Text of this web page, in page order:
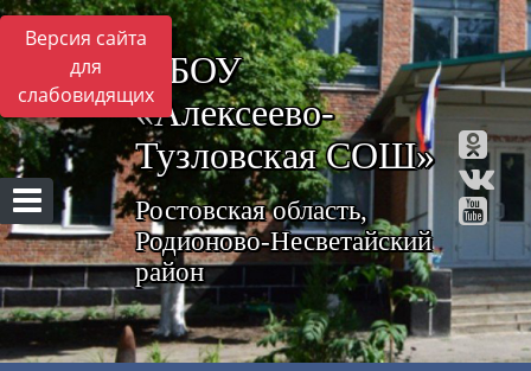
Версия сайта
для
слабовидящих
МБОУ
«Алексеево-
Тузловская СОШ»
Ростовская область,
Родионово-Несветайский
район